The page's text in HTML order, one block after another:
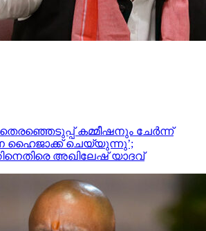
തെരഞ്ഞെടുപ്പ് കമ്മീഷനും ചേർന്ന്
ഹൈജാക്ക് ചെയ്യുന്നു’;
അഖിലേഷ് യാദവ്